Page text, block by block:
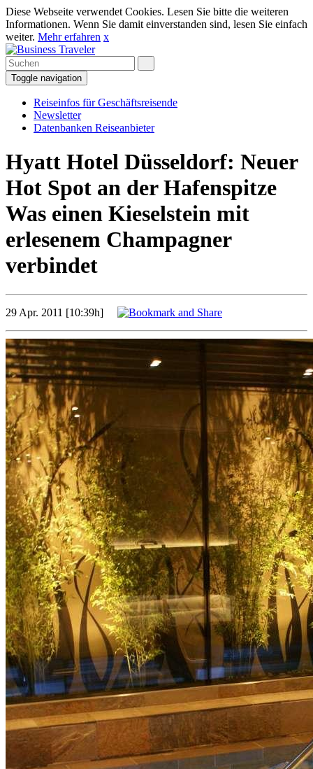
Diese Webseite verwendet Cookies. Lesen Sie bitte die weiteren
Informationen. Wenn Sie damit einverstanden sind, lesen Sie einfach
weiter. Mehr erfahren x
Toggle navigation
Reiseinfos für Geschäftsreisende
Newsletter
Datenbanken Reiseanbieter
Hyatt Hotel Düsseldorf: Neuer
Hot Spot an der Hafenspitze
Was einen Kieselstein mit
erlesenem Champagner
verbindet
29 Apr. 2011 [10:39h]